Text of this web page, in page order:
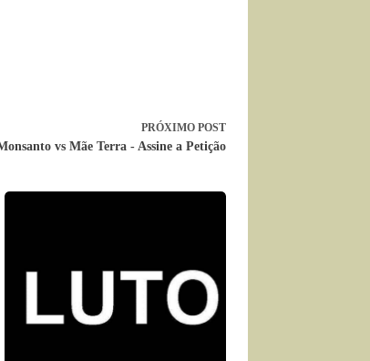
PRÓXIMO POST
vs Mãe Terra - Assine a Petição